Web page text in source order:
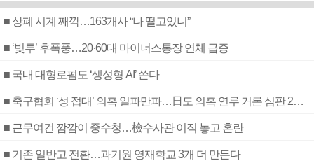
■ 상폐 시계 째깍…163개사 “나 떨고있니”
■ ‘빚투’ 후폭풍…20·60대 마이너스통장 연체 급증
■ 국내 대형로펌도 ‘생성형 AI’ 쓴다
■ 축구협회 ‘성 접대’ 의혹 일파만파…日도 의혹 연루 거론 심판 2명 조사
■ 근무여건 깜깜이 중수청…檢수사관 이직 놓고 혼란
■ 기존 일반고 전환…과기원 영재학교 3개 더 만든다